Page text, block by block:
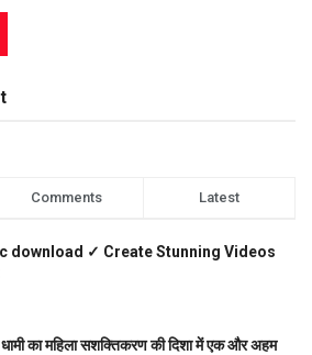
Comments Latest
download ✓ Create Stunning Videos
का महिला सशक्तिकरण की दिशा में एक और अहम